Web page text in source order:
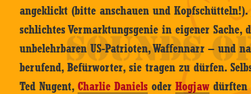
angeklickt (bitte anschauen und Kopfschütteln!).
schlichtes Vermarktungsgenie in eigener Sache,
unbelehrbaren US-Patrioten, Waffennarr – und
berufend, Befürworter, sie tragen zu dürfen.
Ted Nugent,Charlie Daniels oderHogjaw dürften